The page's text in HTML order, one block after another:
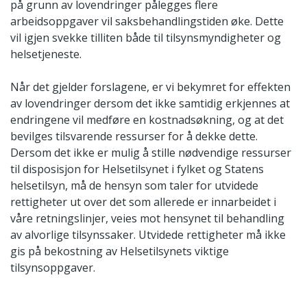
på grunn av lovendringer pålegges flere
arbeidsoppgaver vil saksbehandlingstiden øke. Dette
vil igjen svekke tilliten både til tilsynsmyndigheter og
helsetjeneste.
Når det gjelder forslagene, er vi bekymret for effekten
av lovendringer dersom det ikke samtidig erkjennes at
endringene vil medføre en kostnadsøkning, og at det
bevilges tilsvarende ressurser for å dekke dette.
Dersom det ikke er mulig å stille nødvendige ressurser
til disposisjon for Helsetilsynet i fylket og Statens
helsetilsyn, må de hensyn som taler for utvidede
rettigheter ut over det som allerede er innarbeidet i
våre retningslinjer, veies mot hensynet til behandling
av alvorlige tilsynssaker. Utvidede rettigheter må ikke
gis på bekostning av Helsetilsynets viktige
tilsynsoppgaver.